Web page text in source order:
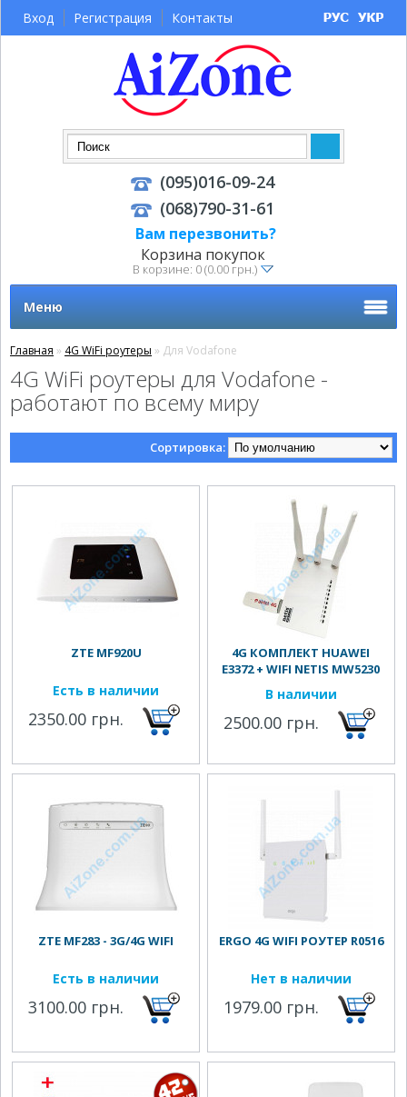
Корзина покупок
В корзине: 0 (0.00 грн.)
(095)016-09-24
(068)790-31-61
Вам перезвонить?
Вход Регистрация Контакты
Меню
Главная » 4G WiFi роутеры » Для Vodafone
4G WiFi роутеры для Vodafone -
работают по всему миру
Сортировка:
ZTE MF920U
Есть в наличии
2350.00 грн.
4G КОМПЛЕКТ HUAWEI
E3372 + WIFI NETIS MW5230
В наличии
2500.00 грн.
ZTE MF283 - 3G/4G WIFI
Есть в наличии
3100.00 грн.
ERGO 4G WIFI РОУТЕР R0516
Нет в наличии
1979.00 грн.